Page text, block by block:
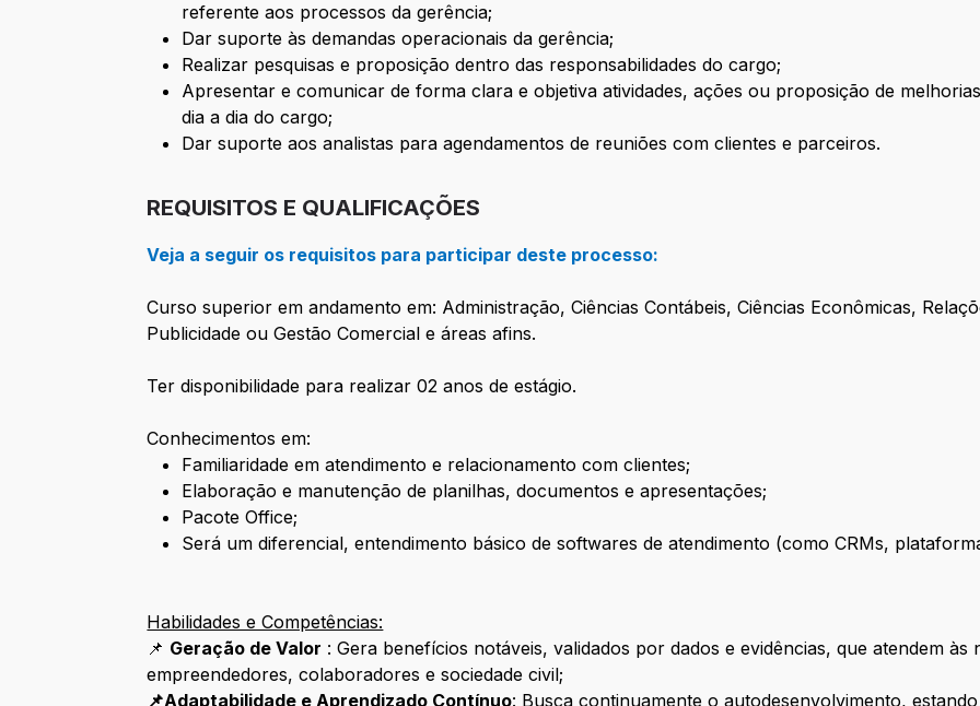
referente aos processos da gerência;
Dar suporte às demandas operacionais da gerência;
Realizar pesquisas e proposição dentro das responsabilidades do cargo;
Apresentar e comunicar de forma clara e objetiva atividades, ações ou proposição de
dia a dia do cargo;
Dar suporte aos analistas para agendamentos de reuniões com clientes e parceiros.
REQUISITOS E QUALIFICAÇÕES
Veja a seguir os requisitos para participar deste processo:
Curso superior em andamento em: Administração, Ciências Contábeis, Ciências Econômicas,
Publicidade ou Gestão Comercial e áreas afins.
Ter disponibilidade para realizar 02 anos de estágio.
Conhecimentos em:
Familiaridade em atendimento e relacionamento com clientes;
Elaboração e manutenção de planilhas, documentos e apresentações;
Pacote Office;
Será um diferencial, entendimento básico de softwares de atendimento (como CRMs,
Habilidades e Competências:
📌 Geração de Valor : Gera benefícios notáveis, validados por dados e evidências, que atendem às
empreendedores, colaboradores e sociedade civil;
📌Adaptabilidade e Aprendizado Contínuo: Busca continuamente o autodesenvolvimento,